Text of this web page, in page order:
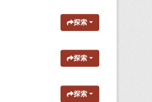
探索
探索
探索